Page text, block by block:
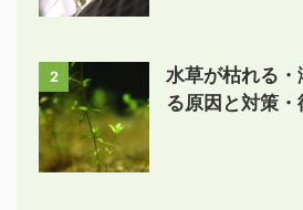
2
水草が枯れる
る原因と対策